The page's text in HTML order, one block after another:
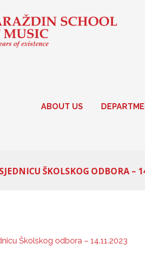
ABOUT US
ŠKOLSKOG ODBORA –
Školskog odbora – 14.11.2023